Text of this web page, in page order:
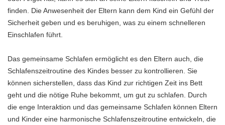
finden. Die Anwesenheit der Eltern kann dem Kind ein Gefühl der
Sicherheit geben und es beruhigen, was zu einem schnelleren
Einschlafen führt.
Das gemeinsame Schlafen ermöglicht es den Eltern auch, die
Schlafenszeitroutine des Kindes besser zu kontrollieren. Sie
können sicherstellen, dass das Kind zur richtigen Zeit ins Bett
geht und die nötige Ruhe bekommt, um gut zu schlafen. Durch
die enge Interaktion und das gemeinsame Schlafen können Eltern
und Kinder eine harmonische Schlafenszeitroutine entwickeln, die